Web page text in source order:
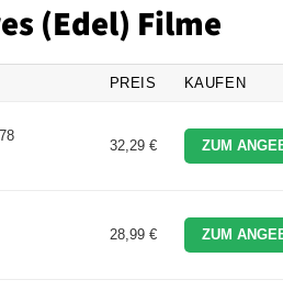
(Edel) Filme
PREIS KAUFEN
32,29 € ZUM
28,99 € ZUM